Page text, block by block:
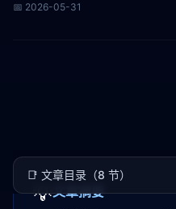
📅 2026-05-31
📑 文章目录（8 节）
💡文章摘要